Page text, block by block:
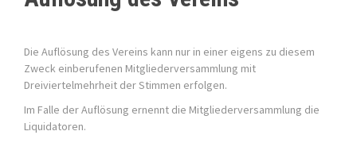
Die Auflösung des Vereins kann nur in einer eigens zu diesem
Zweck einberufenen Mitgliederversammlung mit
Dreiviertelmehrheit der Stimmen erfolgen.
Im Falle der Auflösung ernennt die Mitgliederversammlung die
Liquidatoren.